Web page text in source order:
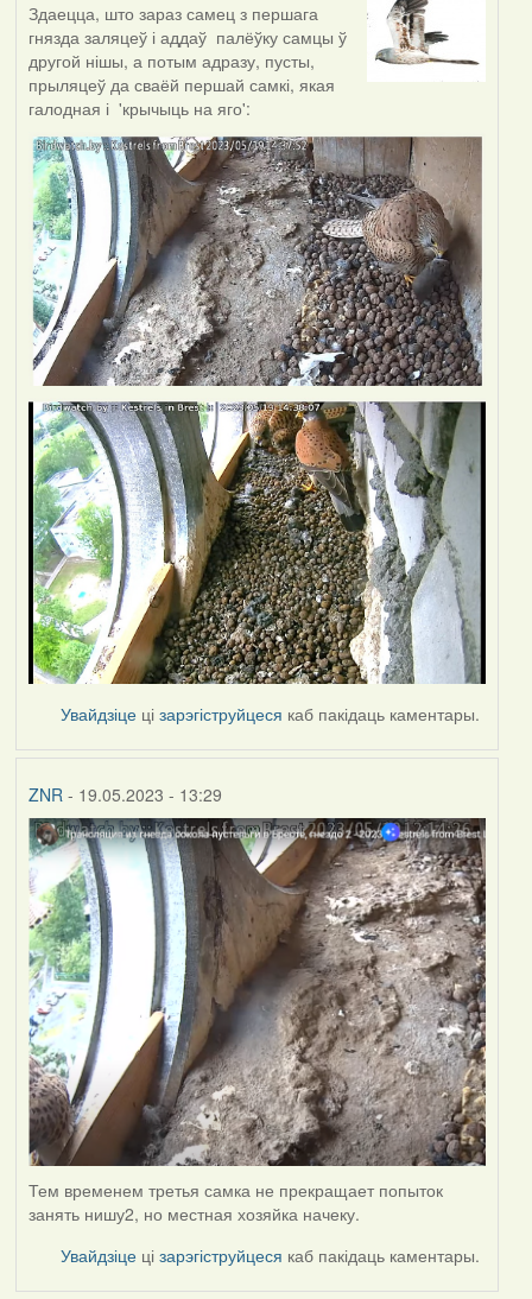
Здаецца, што зараз самец з першага
гнязда заляцеў і аддаў палёўку самцы ў
другой нішы, а потым адразу, пусты,
прыляцеў да сваёй першай самкі, якая
галодная і 'крычыць на яго':
Увайдзіце цізарэгіструйцеся каб пакідаць каментары.
ZNR- 19.05.2023 - 13:29
Тем временем третья самка не прекращает попыток
занять нишу2, но местная хозяйка начеку.
Увайдзіце цізарэгіструйцеся каб пакідаць каментары.